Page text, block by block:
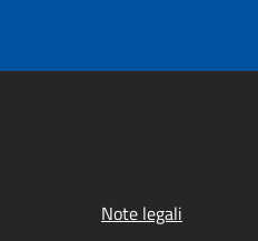
Note legali